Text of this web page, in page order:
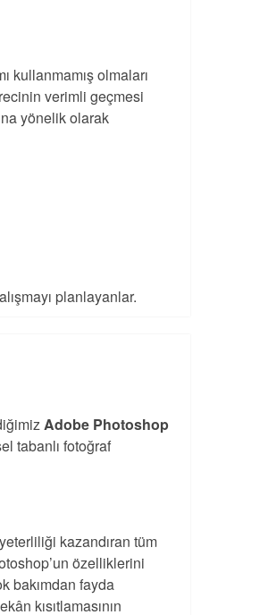
kullanmamış olmaları
verimli geçmesi
yönelik olarak
planlayanlar.
Adobe Photoshop
tabanlı fotoğraf
kazandıran tüm
özelliklerini
bakımdan fayda
kısıtlamasının